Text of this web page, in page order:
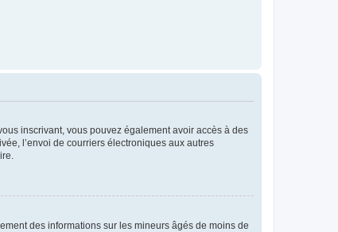
inscrivant, vous pouvez également avoir accès à des
l’envoi de courriers électroniques aux autres
des informations sur les mineurs âgés de moins de